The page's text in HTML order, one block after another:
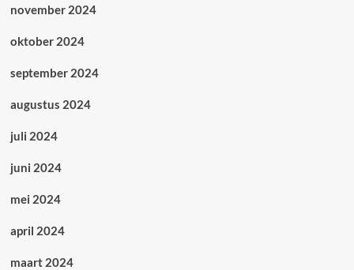
november 2024
oktober 2024
september 2024
augustus 2024
juli 2024
juni 2024
mei 2024
april 2024
maart 2024